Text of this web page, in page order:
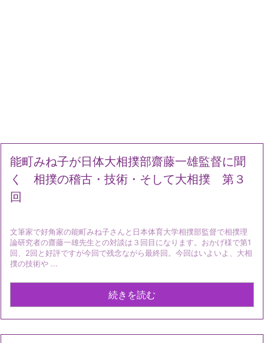
能町みね子が日体大相撲部齋藤一雄監督に聞
く 相撲の稽古・技術・そして大相撲 第３
回
文筆家で好角家の能町みね子さんと日本体育大学相撲部監督で相撲理
論研究者の齋藤一雄先生との対談は３回目になります。おかげ様で第1
回、2回と好評ですが今回で残念ながら最終回。今回はいよいよ、大相
撲の技術や ...
続きを読む